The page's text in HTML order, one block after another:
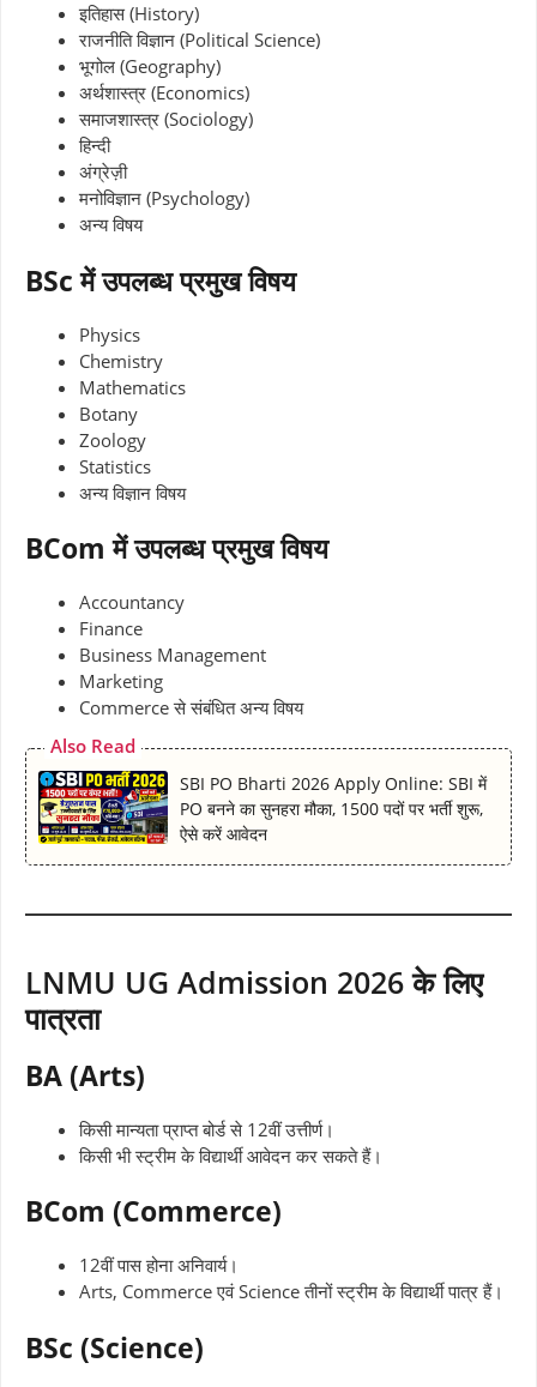
इतिहास (History)
राजनीति विज्ञान (Political Science)
भूगोल (Geography)
अर्थशास्त्र (Economics)
समाजशास्त्र (Sociology)
हिन्दी
अंग्रेज़ी
मनोविज्ञान (Psychology)
अन्य विषय
BSc में उपलब्ध प्रमुख विषय
Physics
Chemistry
Mathematics
Botany
Zoology
Statistics
अन्य विज्ञान विषय
BCom में उपलब्ध प्रमुख विषय
Accountancy
Finance
Business Management
Marketing
Commerce से संबंधित अन्य विषय
Also Read
SBI PO Bharti 2026 Apply Online: SBI में
PO बनने का सुनहरा मौका, 1500 पदों पर भर्ती शुरू,
ऐसे करें आवेदन
LNMU UG Admission 2026 के लिए
पात्रता
BA (Arts)
किसी मान्यता प्राप्त बोर्ड से 12वीं उत्तीर्ण।
किसी भी स्ट्रीम के विद्यार्थी आवेदन कर सकते हैं।
BCom (Commerce)
12वीं पास होना अनिवार्य।
Arts, Commerce एवं Science तीनों स्ट्रीम के विद्यार्थी पात्र हैं।
BSc (Science)